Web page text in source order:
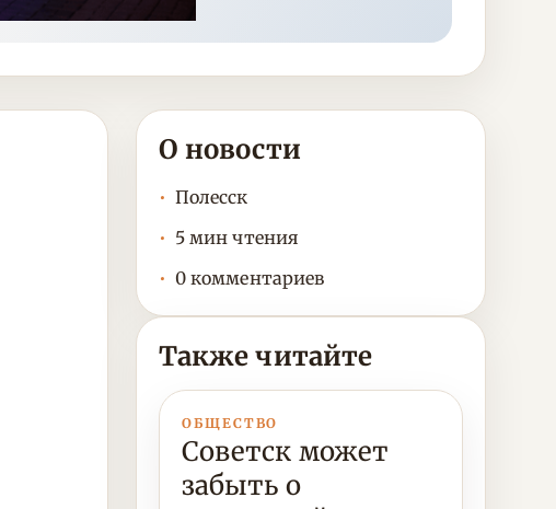
О новости
Полесск
5 мин чтения
0 комментариев
Также читайте
ОБЩЕСТВО
Советск может
забыть о